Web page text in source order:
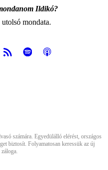
Ildikó?
mondata.
számára. Egyedülálló elérést, országos
biztosít. Folyamatosan keressük az új